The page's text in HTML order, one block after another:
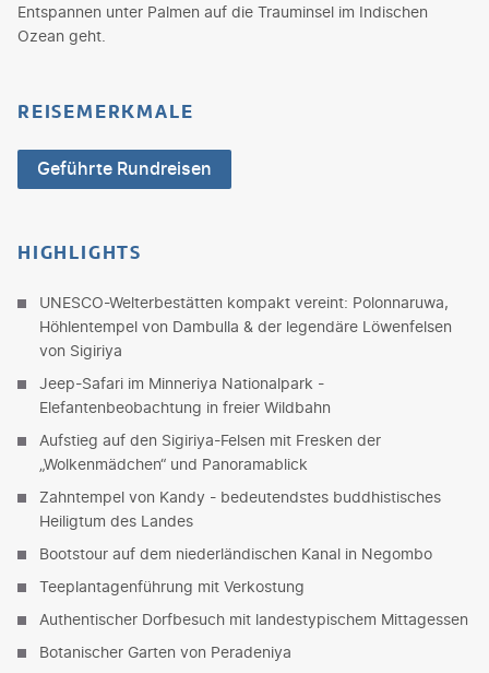
Entspannen unter Palmen auf die Trauminsel im Indischen
Ozean geht.
REISEMERKMALE
Geführte Rundreisen
HIGHLIGHTS
UNESCO-Welterbestätten kompakt vereint: Polonnaruwa,
Höhlentempel von Dambulla & der legendäre Löwenfelsen
von Sigiriya
Jeep-Safari im Minneriya Nationalpark -
Elefantenbeobachtung in freier Wildbahn
Aufstieg auf den Sigiriya-Felsen mit Fresken der
„Wolkenmädchen“ und Panoramablick
Zahntempel von Kandy - bedeutendstes buddhistisches
Heiligtum des Landes
Bootstour auf dem niederländischen Kanal in Negombo
Teeplantagenführung mit Verkostung
Authentischer Dorfbesuch mit landestypischem Mittagessen
Botanischer Garten von Peradeniya